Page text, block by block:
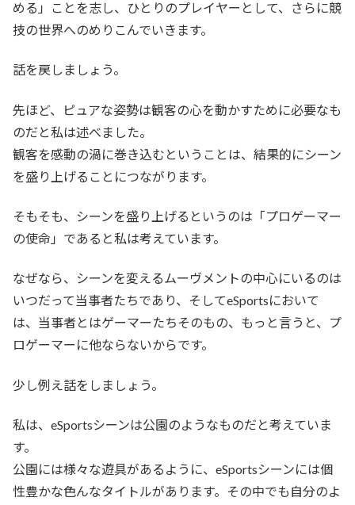
める」ことを志し、ひとりのプレイヤーとして、さらに競
技の世界へのめりこんでいきます。
話を戻しましょう。
先ほど、ピュアな姿勢は観客の心を動かすために必要なも
のだと私は述べました。
観客を感動の渦に巻き込むということは、結果的にシーン
を盛り上げることにつながります。
そもそも、シーンを盛り上げるというのは「プロゲーマー
の使命」であると私は考えています。
なぜなら、シーンを変えるムーヴメントの中心にいるのは
いつだって当事者たちであり、そしてeSportsにおいて
は、当事者とはゲーマーたちそのもの、もっと言うと、プ
ロゲーマーに他ならないからです。
少し例え話をしましょう。
私は、eSportsシーンは公園のようなものだと考えていま
す。
公園には様々な遊具があるように、eSportsシーンには個
性豊かな色んなタイトルがあります。その中でも自分のよ